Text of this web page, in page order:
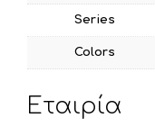
Series
Colors
Εταιρία